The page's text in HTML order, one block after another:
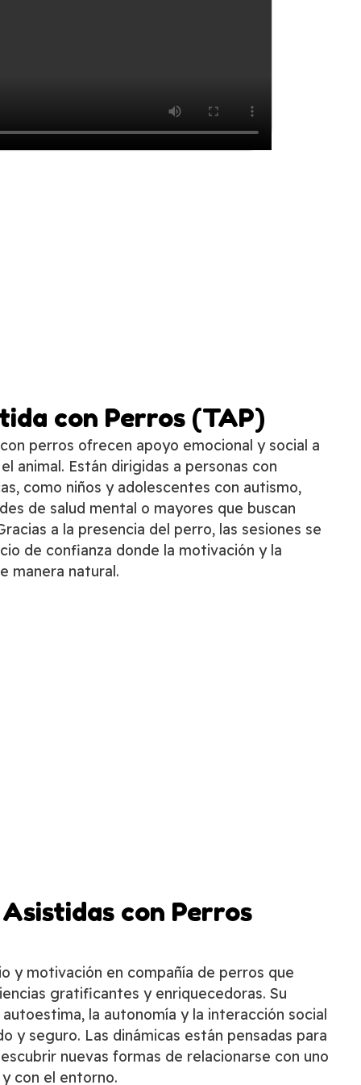
con Perros (TAP)
perros ofrecen apoyo emocional y social a
animal. Están dirigidas a personas con
como niños y adolescentes con autismo,
de salud mental o mayores que buscan
a la presencia del perro, las sesiones se
de confianza donde la motivación y la
manera natural.
con Perros
y motivación en compañía de perros que
gratificantes y enriquecedoras. Su
la autonomía y la interacción social
y seguro. Las dinámicas están pensadas para
nuevas formas de relacionarse con uno
con el entorno.